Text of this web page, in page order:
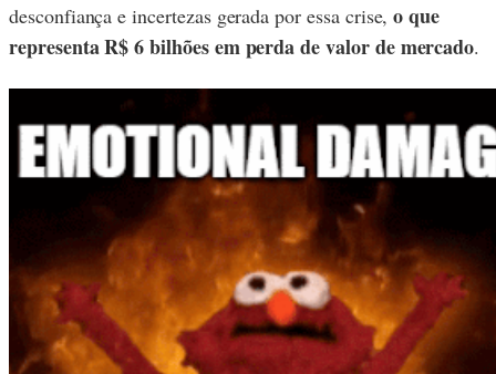
desconfiança e incertezas gerada por essa crise,o que
representa R$ 6 bilhões em perda de valor de mercado.